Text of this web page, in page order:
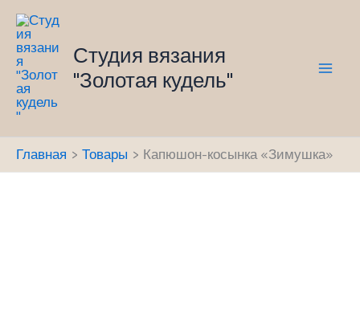
Перейти
содержимомуСтудия вязания
"Золотая кудель"
Главная Товары Капюшон-косынка «Зимушка»